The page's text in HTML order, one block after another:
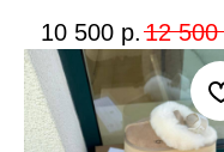
10 500 р. 12 500